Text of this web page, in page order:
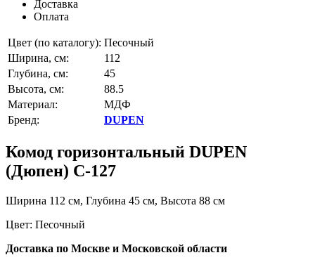
Доставка
Оплата
Цвет (по каталогу): Песочный
Ширина, см:
112
Глубина, см:
45
Высота, см:
88.5
Материал:
МДФ
Бренд:
DUPEN
Комод горизонтальный DUPEN
(Дюпен) С-127
Ширина 112 см, Глубина 45 см, Высота 88 см
Цвет: Песочный
Доставка по Москве и Московской области